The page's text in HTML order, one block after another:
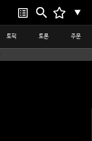
▼
토픽 토론 주문